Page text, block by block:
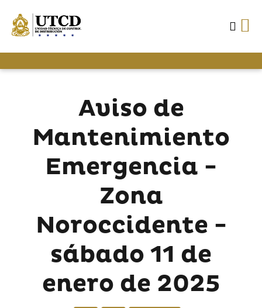
Aviso de
Mantenimiento
Emergencia -
Zona
Noroccidente -
sábado 11 de
enero de 2025